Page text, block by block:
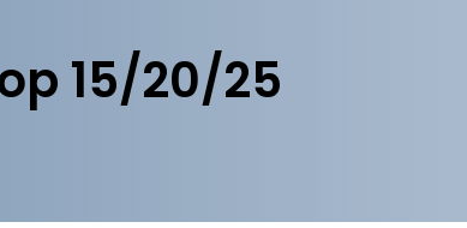
15/20/25